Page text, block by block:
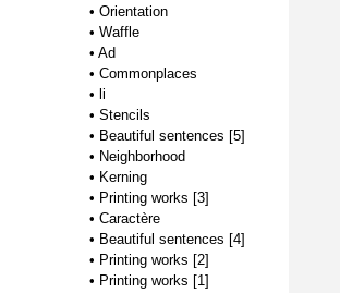
• Orientation
• Waffle
• Ad
• Commonplaces
• li
• Stencils
• Beautiful sentences [5]
• Neighborhood
• Kerning
• Printing works [3]
• Caractère
• Beautiful sentences [4]
• Printing works [2]
• Printing works [1]